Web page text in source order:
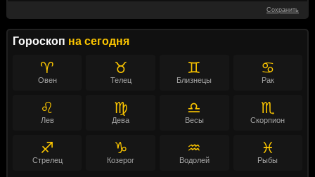
Сохранить
Гороскоп на сегодня
♈
Овен
♉
Телец
♊
Близнецы
♋
Рак
♌
Лев
♍
Дева
♎
Весы
♏
Скорпион
♐
Стрелец
♑
Козерог
♒
Водолей
♓
Рыбы